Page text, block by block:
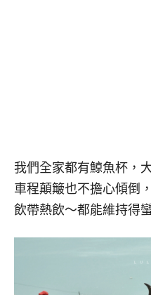
我們全家都有鯨魚杯，
車程顛簸也不擔心傾倒
飲帶熱飲～都能維持得